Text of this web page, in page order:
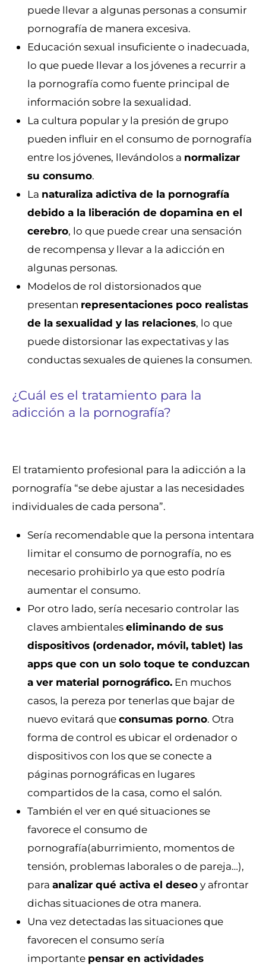
puede llevar a algunas personas a consumir
pornografía de manera excesiva.
Educación sexual insuficiente o inadecuada,
lo que puede llevar a los jóvenes a recurrir a
la pornografía como fuente principal de
información sobre la sexualidad.
La cultura popular y la presión de grupo
pueden influir en el consumo de pornografía
entre los jóvenes, llevándolos a normalizar
su consumo.
La naturaliza adictiva de la pornografía
debido a la liberación de dopamina en el
cerebro, lo que puede crear una sensación
de recompensa y llevar a la adicción en
algunas personas.
Modelos de rol distorsionados que
presentan representaciones poco realistas
de la sexualidad y las relaciones, lo que
puede distorsionar las expectativas y las
conductas sexuales de quienes la consumen.
¿Cuál es el tratamiento para la
adicción a la pornografía?
El tratamiento profesional para la adicción a la
pornografía “se debe ajustar a las necesidades
individuales de cada persona”.
Sería recomendable que la persona intentara
limitar el consumo de pornografía, no es
necesario prohibirlo ya que esto podría
aumentar el consumo.
Por otro lado, sería necesario controlar las
claves ambientaleseliminando de sus
dispositivos (ordenador, móvil, tablet) las
apps que con un solo toque te conduzcan
a ver material pornográfico. En muchos
casos, la pereza por tenerlas que bajar de
nuevo evitará queconsumas porno. Otra
forma de control es ubicar el ordenador o
dispositivos con los que se conecte a
páginas pornográficas en lugares
compartidos de la casa, como el salón.
También el ver en qué situaciones se
favorece el consumo de
pornografía(aburrimiento, momentos de
tensión, problemas laborales o de pareja…),
para analizar qué activa el deseoy afrontar
dichas situaciones de otra manera.
Una vez detectadas las situaciones que
favorecen el consumo sería
importante pensar en actividades